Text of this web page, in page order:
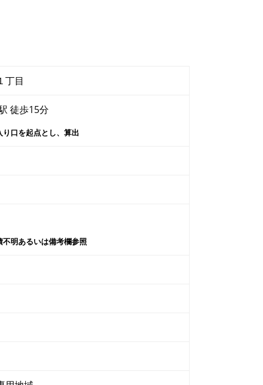
丁目
徒歩15分
口を起点とし、算出
明あるいは備考欄参照